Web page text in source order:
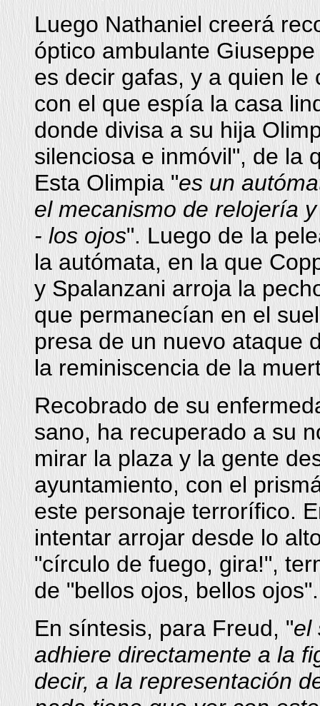
Luego Nathaniel creerá
óptico ambulante
es decir gafas, y a quien
con el que espía la casa
donde divisa a su hija
silenciosa e inmóvil", de la
Esta Olimpia "es un
el mecanismo de relojería
- los ojos". Luego de la
la autómata, en la que
y Spalanzani arroja la
que permanecían en el
presa de un nuevo ataque
la reminiscencia de la
Recobrado de su
sano, ha recuperado a su
mirar la plaza y la gente
ayuntamiento, con el
este personaje terrorífico.
intentar arrojar desde lo
"círculo de fuego, gira!",
de "bellos ojos, bellos ojos".
En síntesis, para Freud, "el
adhiere directamente a la
decir, a la representación